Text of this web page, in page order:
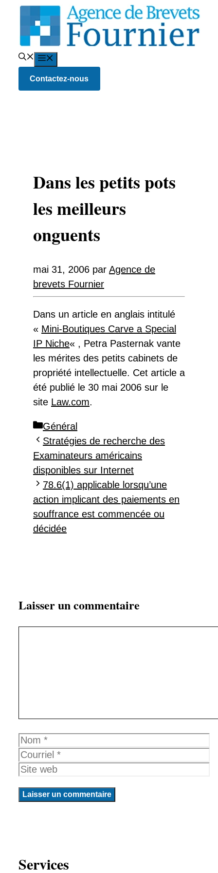
Contactez-nous
Dans les petits pots
les meilleurs
onguents
mai 31, 2006 par Agence de
brevets Fournier
Dans un article en anglais intitulé
« Mini-Boutiques Carve a Special
IP Niche« , Petra Pasternak vante
les mérites des petits cabinets de
propriété intellectuelle. Cet article a
été publié le 30 mai 2006 sur le
site Law.com.
Catégories
Général
Stratégies de recherche des
Examinateurs américains
disponibles sur Internet
78.6(1) applicable lorsqu’une
action implicant des paiements en
souffrance est commencée ou
décidée
Laisser un commentaire
Nom
Courriel
Site
Services